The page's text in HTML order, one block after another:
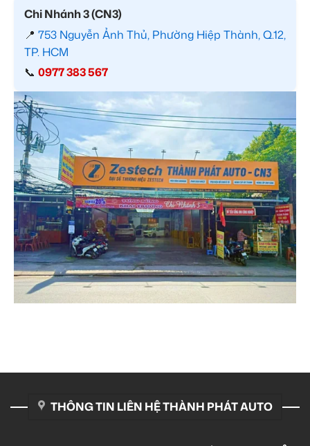
Chi Nhánh 3 (CN3)
📍 753 Nguyễn Ảnh Thủ, Phường Hiệp Thành, Q.12,
TP. HCM
📞 0977 383 567
THÔNG TIN LIÊN HỆ THÀNH PHÁT AUTO